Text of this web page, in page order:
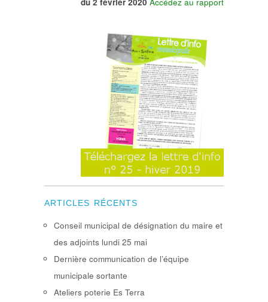
ARTICLES RÉCENTS
Conseil municipal de désignation du maire et
des adjoints lundi 25 mai
Dernière communication de l’équipe
municipale sortante
Ateliers poterie Es Terra